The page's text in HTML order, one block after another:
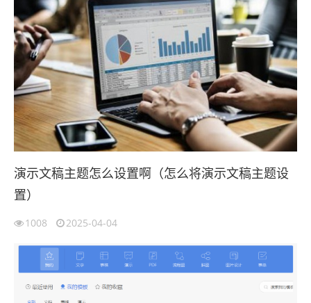
演示文稿主题怎么设置啊（怎么将演示文稿主题设
置）
1008 2025-04-04